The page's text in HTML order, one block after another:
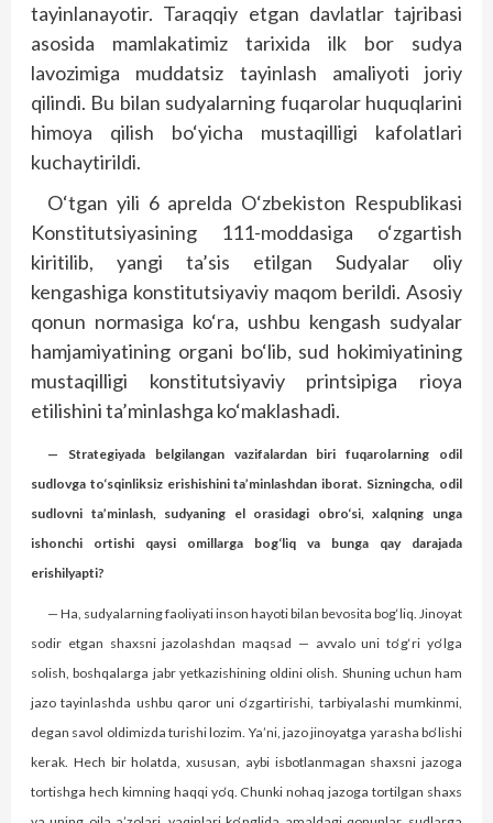
tayinlanayotir. Taraqqiy etgan davlatlar tajribasi
asosida mamlakatimiz tarixida ilk bor sudya
lavozimiga muddatsiz tayinlash amaliyoti joriy
qilindi. Bu bilan sudyalarning fuqarolar huquqlarini
himoya qilish bo‘yicha mustaqilligi kafolatlari
kuchaytirildi.
O‘tgan yili 6 aprelda O‘zbekiston Respublikasi
Konstitutsiyasining 111-moddasiga o‘zgartish
kiritilib, yangi ta’sis etilgan Sudyalar oliy
kengashiga konstitutsiyaviy maqom berildi. Asosiy
qonun normasiga ko‘ra, ushbu kengash sudyalar
hamjamiyatining organi bo‘lib, sud hokimiyatining
mustaqilligi konstitutsiyaviy printsipiga rioya
etilishini ta’minlashga ko‘maklashadi.
— Strategiyada belgilangan vazifalardan biri fuqarolarning odil
sudlovga to‘sqinliksiz erishishini ta’minlashdan iborat. Sizningcha, odil
sudlovni ta’minlash, sudyaning el orasidagi obro‘si, xalqning unga
ishonchi ortishi qaysi omillarga bog‘liq va bunga qay darajada
erishilyapti?
— Ha, sudyalarning faoliyati inson hayoti bilan bevosita bog‘liq. Jinoyat
sodir etgan shaxsni jazolashdan maqsad — avvalo uni to‘g‘ri yo‘lga
solish, boshqalarga jabr yetkazishining oldini olish. Shuning uchun ham
jazo tayinlashda ushbu qaror uni o‘zgartirishi, tarbiyalashi mumkinmi,
degan savol oldimizda turishi lozim. Ya’ni, jazo jinoyatga yarasha bo‘lishi
kerak. Hech bir holatda, xususan, aybi isbotlanmagan shaxsni jazoga
tortishga hech kimning haqqi yo‘q. Chunki nohaq jazoga tortilgan shaxs